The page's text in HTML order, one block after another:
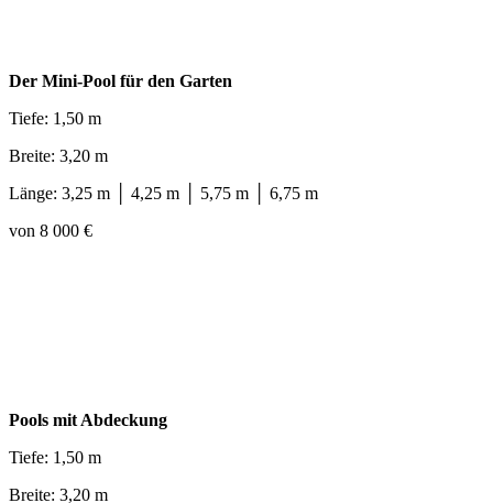
Der Mini-Pool für den Garten
Tiefe: 1,50 m
Breite: 3,20 m
Länge: 3,25 m │ 4,25 m │ 5,75 m │ 6,75 m
von 8 000 €
Pools mit Abdeckung
Tiefe: 1,50 m
Breite: 3,20 m